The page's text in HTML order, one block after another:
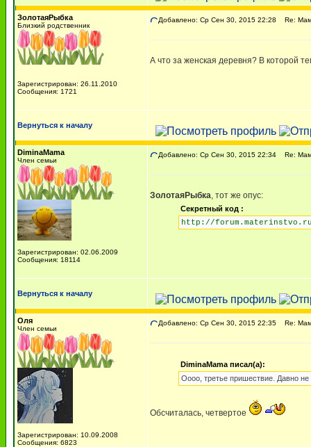
ЗолотаяРыбка
Близкий родственник
Зарегистрирован: 26.11.2010
Сообщения: 1721
Добавлено: Ср Сен 30, 2015 22:28 Re:
А что за женская деревня? В которой
Вернуться к началу
DiminaMama
Член семьи
Зарегистрирован: 02.06.2009
Сообщения: 18114
Добавлено: Ср Сен 30, 2015 22:34 Re:
ЗолотаяРыбка, тот же опус:
Секретный код :
http://
Вернуться к началу
Оля
Член семьи
Зарегистрирован: 10.09.2008
Сообщения: 6823
Добавлено: Ср Сен 30, 2015 22:35 Re:
DiminaMama писал(а):
Оооо, третье пришествие. Давно не
Обсчиталась, четвертое